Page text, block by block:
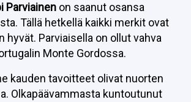
Parviainen on saanut osansa
Tällä hetkellä kaikki merkit ovat
hyvät. Parviaisella on ollut vahva
Monte Gordossa.
kauden tavoitteet olivat nuorten
Olkapäävammasta kuntoutunut